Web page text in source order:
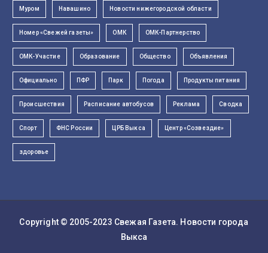
Муром Навашино Новости нижегородской области
Номер «Свежей газеты» ОМК ОМК-Партнерство
ОМК-Участие Образование Общество Объявления
Официально ПФР Парк Погода Продукты питания
Происшествия Расписание автобусов Реклама Сводка
Спорт ФНС России ЦРБ Выкса Центр «Созвездие»
здоровье
Copyright © 2005-2023 Свежая Газета. Новости города
Выкса